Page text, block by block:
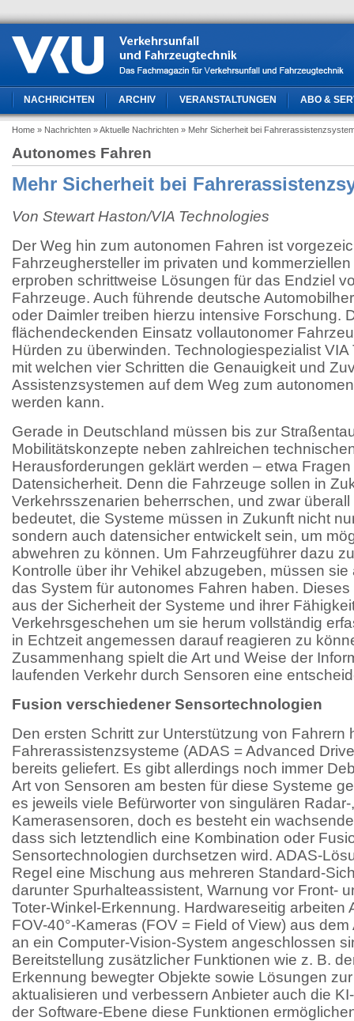
NACHRICHTEN ARCHIV VERANSTALTUNGEN ABO &
Home » Nachrichten » Aktuelle Nachrichten » Mehr Sicherheit bei
Autonomes Fahren
Mehr Sicherheit bei
Von Stewart Haston/VIA Technologies
Der Weg hin zum autonomen Fahren ist
Fahrzeughersteller im privaten und
erproben schrittweise Lösungen für das Endziel
Fahrzeuge. Auch führende deutsche
oder Daimler treiben hierzu intensive Forschung.
flächendeckenden Einsatz vollautonomer
Hürden zu überwinden. Technologiespezialist
mit welchen vier Schritten die Genauigkeit und
Assistenzsystemen auf dem Weg zum
werden kann.
Gerade in Deutschland müssen bis zur
Mobilitätskonzepte neben zahlreichen
Herausforderungen geklärt werden – etwa
Datensicherheit. Denn die Fahrzeuge sollen in
Verkehrsszenarien beherrschen, und zwar
bedeutet, die Systeme müssen in Zukunft nicht
sondern auch datensicher entwickelt sein, um
abwehren zu können. Um Fahrzeugführer dazu
Kontrolle über ihr Vehikel abzugeben, müssen
das System für autonomes Fahren haben.
aus der Sicherheit der Systeme und ihrer
Verkehrsgeschehen um sie herum vollständig
in Echtzeit angemessen darauf reagieren zu
Zusammenhang spielt die Art und Weise der
laufenden Verkehr durch Sensoren eine
Fusion verschiedener Sensortechnologien
Den ersten Schritt zur Unterstützung von Fahrern
Fahrerassistenzsysteme (ADAS = Advanced
bereits geliefert. Es gibt allerdings noch immer
Art von Sensoren am besten für diese Systeme
es jeweils viele Befürworter von singulären
Kamerasensoren, doch es besteht ein
dass sich letztendlich eine Kombination oder
Sensortechnologien durchsetzen wird. ADAS-
Regel eine Mischung aus mehreren Standard-
darunter Spurhalteassistent, Warnung vor Front-
Toter-Winkel-Erkennung. Hardwareseitig arbeiten
FOV-40°-Kameras (FOV = Field of View) aus
an ein Computer-Vision-System angeschlossen
Bereitstellung zusätzlicher Funktionen wie z. B.
Erkennung bewegter Objekte sowie Lösungen
aktualisieren und verbessern Anbieter auch die
der Software-Ebene diese Funktionen